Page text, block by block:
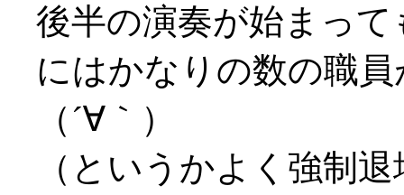
後半の演奏が始まっ
にはかなりの数の職
（´∀｀）
（というかよく強制